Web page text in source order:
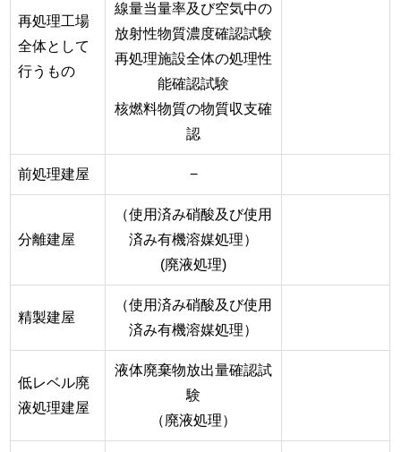
再処理工場
全体として
行うもの
線量当量率及び空気中の
放射性物質濃度確認試験
再処理施設全体の処理性
能確認試験
核燃料物質の物質収支確
認
前処理建屋 −
分離建屋
（使用済み硝酸及び使用
済み有機溶媒処理）
(廃液処理)
精製建屋
（使用済み硝酸及び使用
済み有機溶媒処理）
低レベル廃
液処理建屋
液体廃棄物放出量確認試
験
（廃液処理）